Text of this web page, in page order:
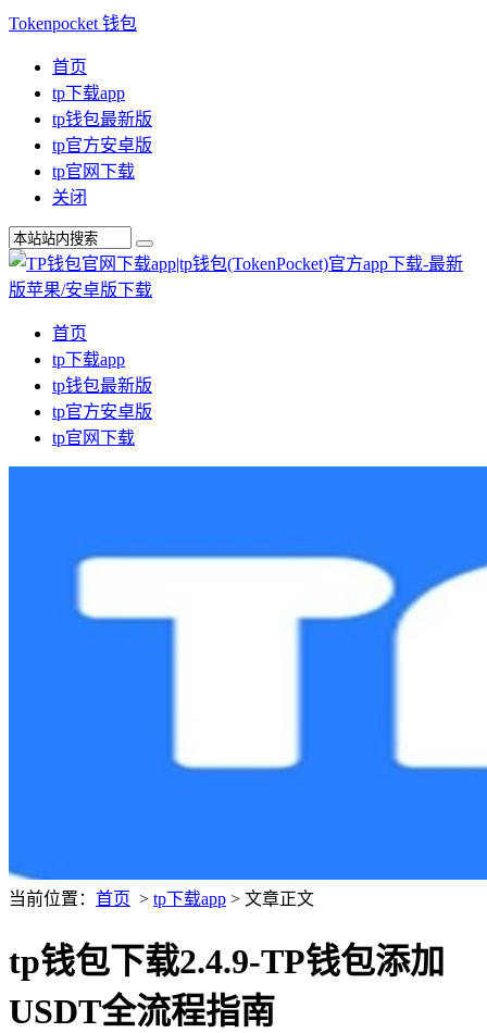
Tokenpocket 钱包
首页
tp下载app
tp钱包最新版
tp官方安卓版
tp官网下载
关闭
首页
tp下载app
tp钱包最新版
tp官方安卓版
tp官网下载
当前位置： 首页 > tp下载app > 文章正文
tp钱包下载2.4.9-TP钱包添加
USDT全流程指南